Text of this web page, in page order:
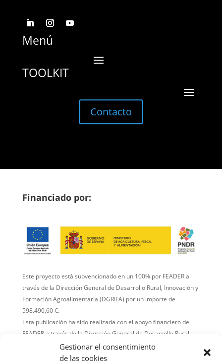
Gestionar el consentimiento
de las cookies
Menú
TOOLKIT
Contacto
Financiado por:
Este proyecto está subvencionado en un 100% por FEADER a
través de la Dirección General de Desarrollo Rural, Innovación y
Formación Agroalimentaria (DGRIFA) por un importe de
598.490,60 €.
Esta publicación ha sido realizada con el apoyo financiero de
FEADER a través de la Dirección General de Desarrollo Rural,
Innovación y Formación Agroalimentaria (DGRIFA).
El contenido de la publicación es responsabilidad exclusiva de